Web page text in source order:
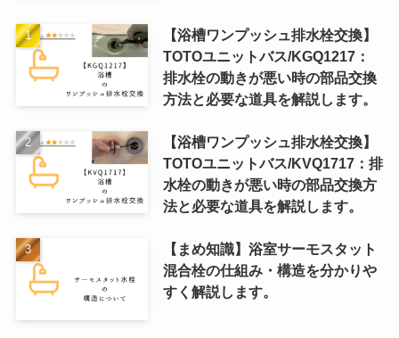
【浴槽ワンプッシュ排水栓交換】
TOTOユニットバス/KGQ1217：
排水栓の動きが悪い時の部品交換
方法と必要な道具を解説します。
【浴槽ワンプッシュ排水栓交換】
TOTOユニットバス/KVQ1717：排
水栓の動きが悪い時の部品交換方
法と必要な道具を解説します。
【まめ知識】浴室サーモスタット
混合栓の仕組み・構造を分かりや
すく解説します。